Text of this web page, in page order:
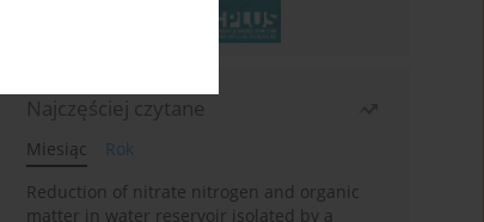
Najczęściej czytane
Miesiąc
Rok
Reduction of nitrate nitrogen and organic
matter in water reservoir isolated by a